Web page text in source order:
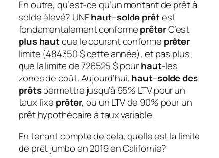
En outre, qu’est-ce qu’un montant de prêt à
solde élevé? UNEhaut–solde prêtest
fondamentalement conformeprêterC’est
plus hautque le courant conforme prêter
limite (484350 $ cette année), et pas plus
que la limite de 726525 $ pourhaut-les
zones de coût. Aujourd’hui, haut–solde des
prêtspermettre jusqu’à 95% LTV pour un
taux fixe prêter, ou un LTV de 90% pour un
prêt hypothécaire à taux variable.
En tenant compte de cela, quelle est la limite
de prêt jumbo en 2019 en Californie?